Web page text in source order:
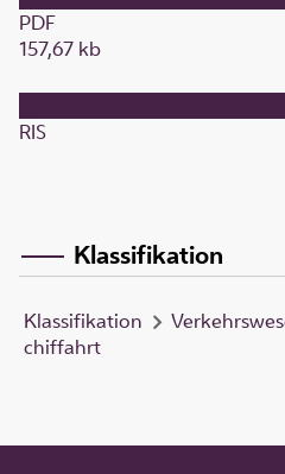
PDF
157,67 kb
RIS
Klassifikation
Klassifikation
chiffahrt